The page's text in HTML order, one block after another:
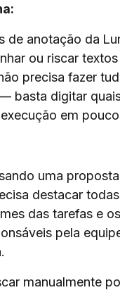
de anotação da
ou riscar textos
precisa fazer
basta digitar
em
uma
destacar
das tarefas e
pela
manualmente